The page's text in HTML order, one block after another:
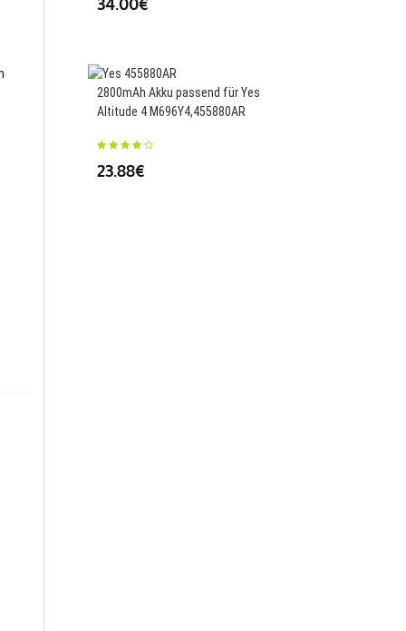
34.00€
2800mAh Akku passend für Yes
Altitude 4 M696Y4,455880AR
23.88€